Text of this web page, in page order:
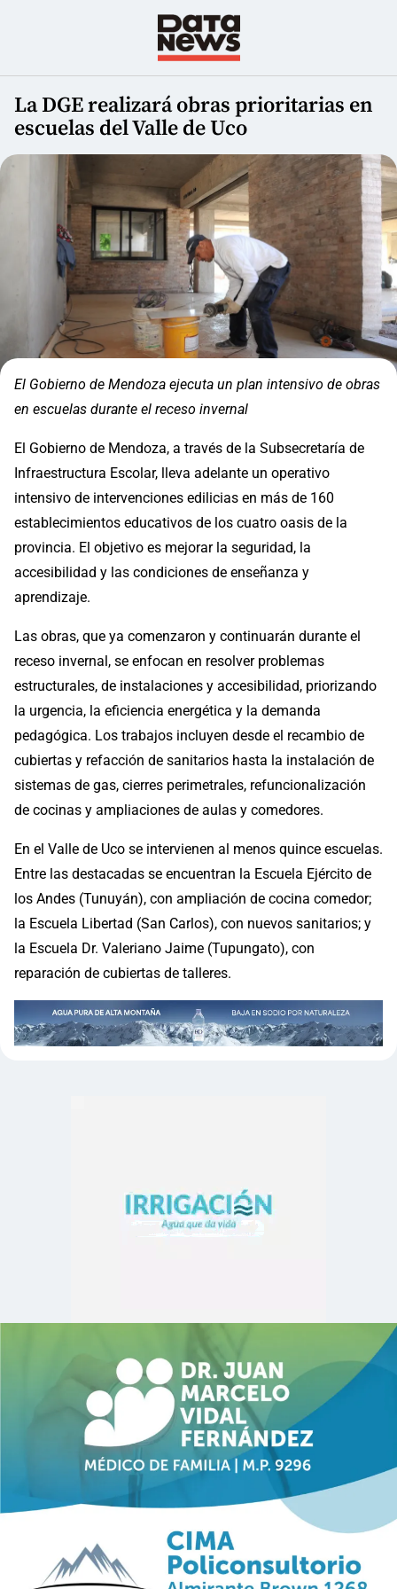
La DGE realizará obras prioritarias en
escuelas del Valle de Uco
El Gobierno de Mendoza ejecuta un plan intensivo de obras
en escuelas durante el receso invernal
El Gobierno de Mendoza, a través de la Subsecretaría de
Infraestructura Escolar, lleva adelante un operativo
intensivo de intervenciones edilicias en más de 160
establecimientos educativos de los cuatro oasis de la
provincia. El objetivo es mejorar la seguridad, la
accesibilidad y las condiciones de enseñanza y
aprendizaje.
Las obras, que ya comenzaron y continuarán durante el
receso invernal, se enfocan en resolver problemas
estructurales, de instalaciones y accesibilidad, priorizando
la urgencia, la eficiencia energética y la demanda
pedagógica. Los trabajos incluyen desde el recambio de
cubiertas y refacción de sanitarios hasta la instalación de
sistemas de gas, cierres perimetrales, refuncionalización
de cocinas y ampliaciones de aulas y comedores.
En el Valle de Uco se intervienen al menos quince escuelas.
Entre las destacadas se encuentran la Escuela Ejército de
los Andes (Tunuyán), con ampliación de cocina comedor;
la Escuela Libertad (San Carlos), con nuevos sanitarios; y
la Escuela Dr. Valeriano Jaime (Tupungato), con
reparación de cubiertas de talleres.